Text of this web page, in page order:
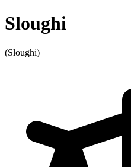
Sloughi
(Sloughi)